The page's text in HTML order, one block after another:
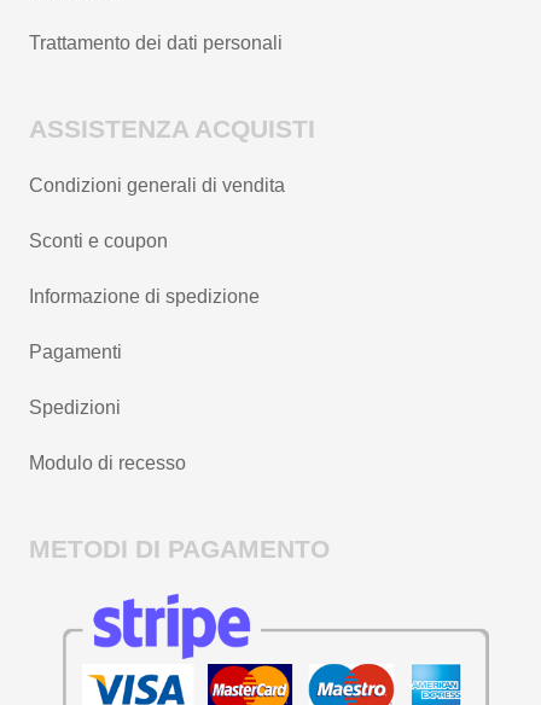
Trattamento dei dati personali
ASSISTENZA ACQUISTI
Condizioni generali di vendita
Sconti e coupon
Informazione di spedizione
Pagamenti
Spedizioni
Modulo di recesso
METODI DI PAGAMENTO